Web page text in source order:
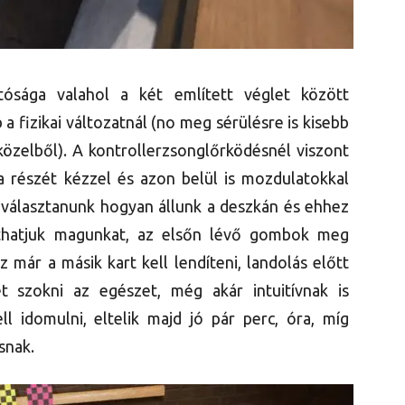
valahol a két említett véglet között
fizikai változatnál (no meg sérülésre is kisebb
A kontrollerzsonglőrködésnél viszont
részét kézzel és azon belül is mozdulatokkal
hogyan állunk a deszkán és ehhez
magunkat, az elsőn lévő gombok meg
már a másik kart kell lendíteni, landolás előtt
az egészet, még akár intuitívnak is
idomulni, eltelik majd jó pár perc, óra, míg